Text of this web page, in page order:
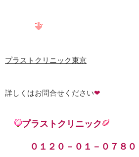
プラストクリニック東京
詳しくはお問合せください❤
プラストクリニック
０１２０－０１－０７８０